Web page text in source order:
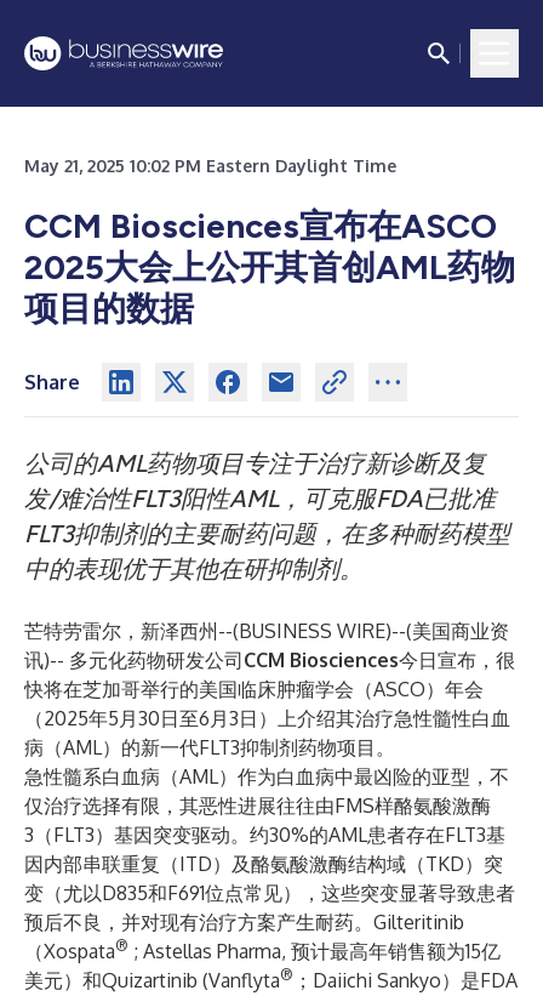
May 21, 2025 10:02 PM Eastern Daylight Time
CCM Biosciences宣布在ASCO
2025大会上公开其首创AML药物
项目的数据
Share
公司的AML药物项目专注于治疗新诊断及复
发/难治性FLT3阳性AML，可克服FDA已批准
FLT3抑制剂的主要耐药问题，在多种耐药模型
中的表现优于其他在研抑制剂。
芒特劳雷尔，新泽西州--(BUSINESS WIRE)--(美国商业资
讯)-- 多元化药物研发公司CCM Biosciences今日宣布，很
快将在芝加哥举行的美国临床肿瘤学会（ASCO）年会
（2025年5月30日至6月3日）上介绍其治疗急性髓性白血
病（AML）的新一代FLT3抑制剂药物项目。
急性髓系白血病（AML）作为白血病中最凶险的亚型，不
仅治疗选择有限，其恶性进展往往由FMS样酪氨酸激酶
3（FLT3）基因突变驱动。约30%的AML患者存在FLT3基
因内部串联重复（ITD）及酪氨酸激酶结构域（TKD）突
变（尤以D835和F691位点常见），这些突变显著导致患者
预后不良，并对现有治疗方案产生耐药。Gilteritinib
（Xospata® ; Astellas Pharma, 预计最高年销售额为15亿
美元）和Quizartinib (Vanflyta® ；Daiichi Sankyo）是FDA